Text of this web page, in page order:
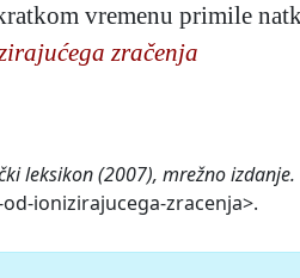
vremenu primile
zračenja
leksikon (2007), mrežno izdanje.
ionizirajucega-zracenja>.